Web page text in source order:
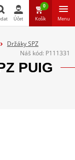
Hledat
Účet
0
Košík Menu
Držáky SPZ
Náš kód: P111331
PUIG